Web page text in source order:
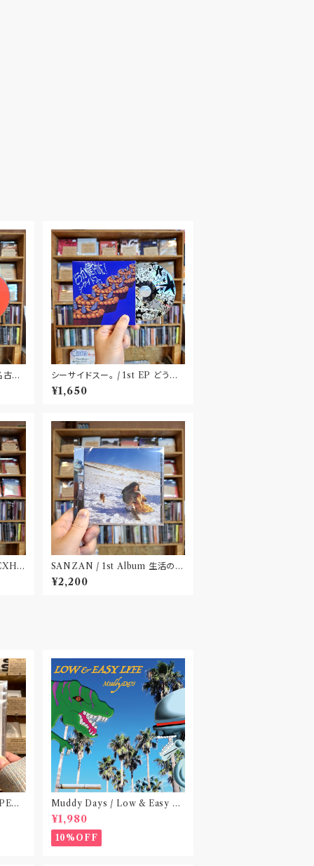
古
シーサイドスー。 / 1st EP どうか
健やかに！(CD)〝静岡県三島市〟
¥1,650
SANZAN / 1st Album 生活の名
残(CD)〝静岡県三島市〟
¥2,200
Muddy Days / Low & Easy Li
fe〝東京〟
¥1,980
10%OFF